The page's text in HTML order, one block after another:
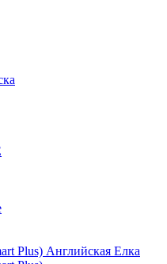
Plus) Английская Елка